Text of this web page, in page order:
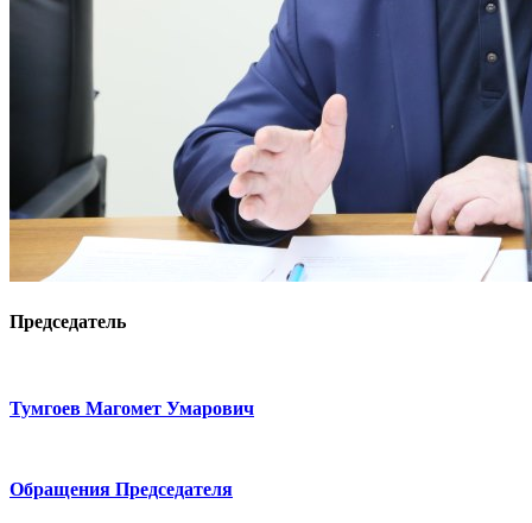
Председатель
Тумгоев Магомет Умарович
Обращения Председателя